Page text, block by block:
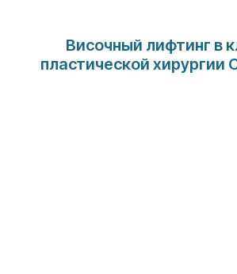
Височный лифтинг в
пластической хирургии